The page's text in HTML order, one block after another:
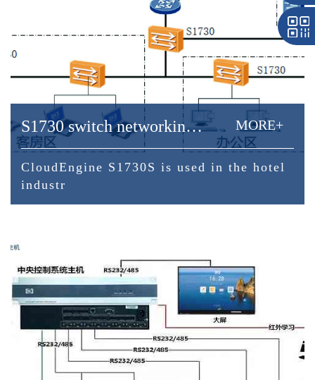
S1730 switch networking application system connect MORE+
CloudEngine S1730S is used in the hotel
industr